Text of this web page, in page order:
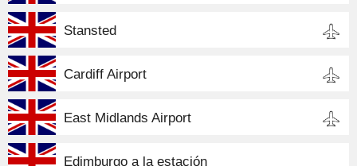
Stansted
Cardiff Airport
East Midlands Airport
Edimburgo a la estación